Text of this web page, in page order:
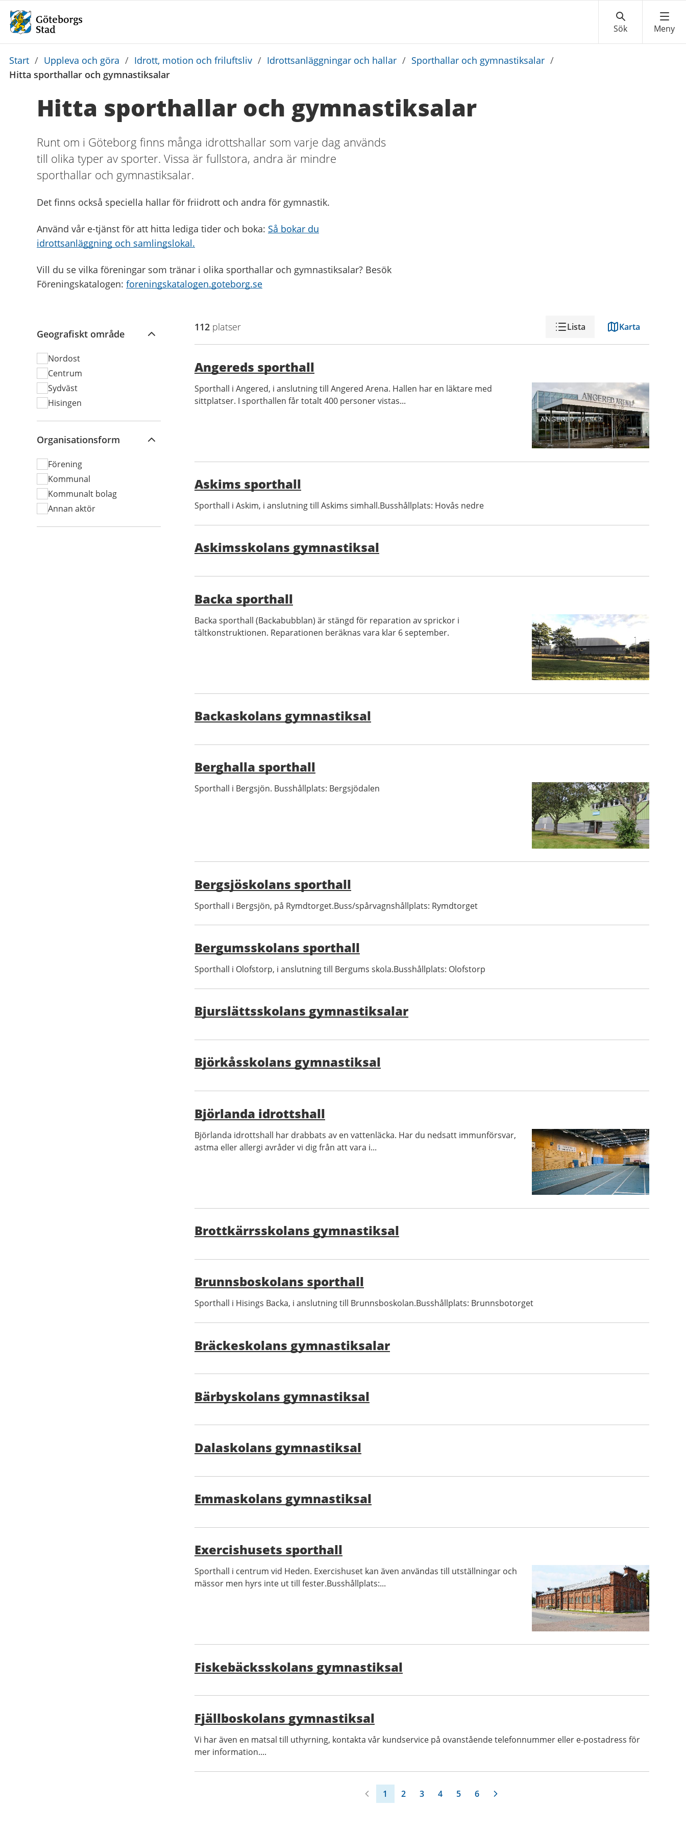
Du
är
Start / Uppleva och göra / Idrott, motion och friluftsliv / Idrottsanläggningar och hallar / Sporthallar och gymnastiksalar /
Hitta sporthallar och gymnastiksalar
Hitta sporthallar och gymnastiksalar
Runt om i Göteborg finns många idrottshallar som varje dag används
till olika typer av sporter. Vissa är fullstora, andra är mindre
sporthallar och gymnastiksalar.
Det finns också speciella hallar för friidrott och andra för gymnastik.
Använd vår e-tjänst för att hitta lediga tider och boka: Så bokar du
idrottsanläggning och samlingslokal.
Vill du se vilka föreningar som tränar i olika sporthallar och gymnastiksalar? Besök
Föreningskatalogen: foreningskatalogen.goteborg.se
Geografiskt område
Nordost
Centrum
Sydväst
Hisingen
Organisationsform
Förening
Kommunal
Kommunalt bolag
Annan aktör
Lista Karta
112 platser
Angereds sporthall
Sporthall i Angered, i anslutning till Angered Arena. Hallen har en läktare med
sittplatser. I sporthallen får totalt 400 personer vistas...
Askims sporthall
Sporthall i Askim, i anslutning till Askims simhall.Busshållplats: Hovås nedre
Askimsskolans gymnastiksal
Backa sporthall
Backa sporthall (Backabubblan) är stängd för reparation av sprickor i
tältkonstruktionen. Reparationen beräknas vara klar 6 september.
Backaskolans gymnastiksal
Berghalla sporthall
Sporthall i Bergsjön. Busshållplats: Bergsjödalen
Bergsjöskolans sporthall
Sporthall i Bergsjön, på Rymdtorget.Buss/spårvagnshållplats: Rymdtorget
Bergumsskolans sporthall
Sporthall i Olofstorp, i anslutning till Bergums skola.Busshållplats: Olofstorp
Bjurslättsskolans gymnastiksalar
Björkåsskolans gymnastiksal
Björlanda idrottshall
Björlanda idrottshall har drabbats av en vattenläcka. Har du nedsatt immunförsvar,
astma eller allergi avråder vi dig från att vara i...
Brottkärrsskolans gymnastiksal
Brunnsboskolans sporthall
Sporthall i Hisings Backa, i anslutning till Brunnsboskolan.Busshållplats: Brunnsbotorget
Bräckeskolans gymnastiksalar
Bärbyskolans gymnastiksal
Dalaskolans gymnastiksal
Emmaskolans gymnastiksal
Exercishusets sporthall
Sporthall i centrum vid Heden. Exercishuset kan även användas till utställningar och
mässor men hyrs inte ut till fester.Busshållplats:...
Fiskebäcksskolans gymnastiksal
Fjällboskolans gymnastiksal
Vi har även en matsal till uthyrning, kontakta vår kundservice på ovanstående telefonnummer eller e-postadress för
mer information....
1 2 3 4 5 6